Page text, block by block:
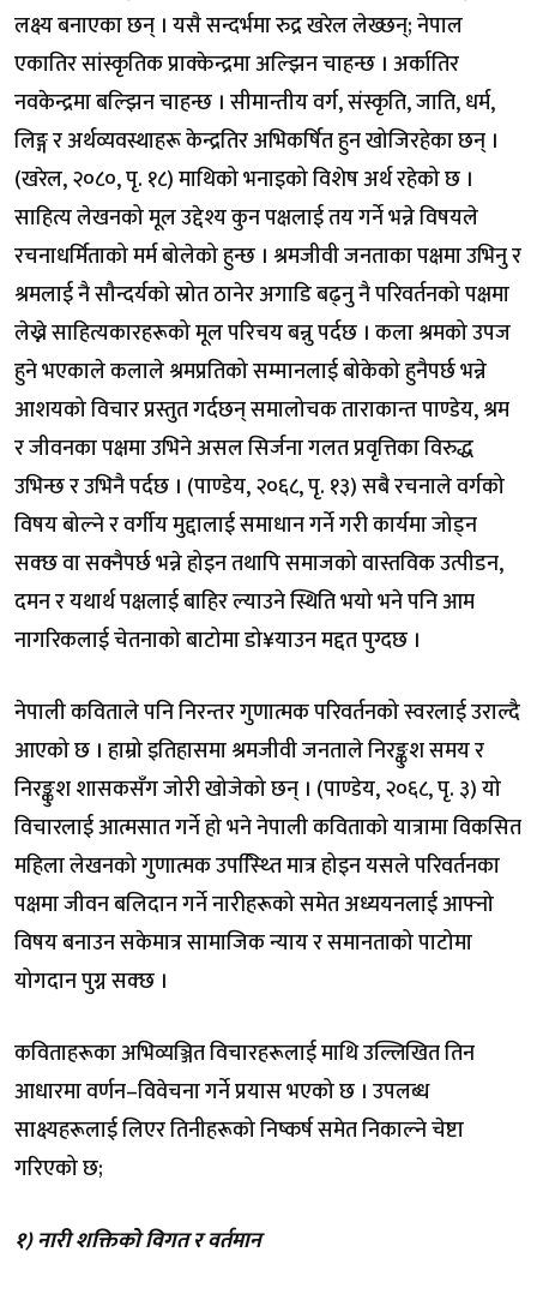
लक्ष्य बनाएका छन् । यसै सन्दर्भमा रुद्र खरेल लेख्छन्; नेपाल
एकातिर सांस्कृतिक प्राक्केन्द्रमा अल्झिन चाहन्छ । अर्कातिर
नवकेन्द्रमा बल्झिन चाहन्छ । सीमान्तीय वर्ग, संस्कृति, जाति, धर्म,
लिङ्ग र अर्थव्यवस्थाहरू केन्द्रतिर अभिकर्षित हुन खोजिरहेका छन् ।
(खरेल, २०८०, पृ. १८) माथिको भनाइको विशेष अर्थ रहेको छ ।
साहित्य लेखनको मूल उद्देश्य कुन पक्षलाई तय गर्ने भन्ने विषयले
रचनाधर्मिताको मर्म बोलेको हुन्छ । श्रमजीवी जनताका पक्षमा उभिनु र
श्रमलाई नै सौन्दर्यको स्रोत ठानेर अगाडि बढ्नु नै परिवर्तनको पक्षमा
लेख्ने साहित्यकारहरूको मूल परिचय बन्नु पर्दछ । कला श्रमको उपज
हुने भएकाले कलाले श्रमप्रतिको सम्मानलाई बोकेको हुनैपर्छ भन्ने
आशयको विचार प्रस्तुत गर्दछन् समालोचक ताराकान्त पाण्डेय, श्रम
र जीवनका पक्षमा उभिने असल सिर्जना गलत प्रवृत्तिका विरुद्ध
उभिन्छ र उभिनै पर्दछ । (पाण्डेय, २०६८, पृ. १३) सबै रचनाले वर्गको
विषय बोल्ने र वर्गीय मुद्दालाई समाधान गर्ने गरी कार्यमा जोड्न
सक्छ वा सक्नैपर्छ भन्ने होइन तथापि समाजको वास्तविक उत्पीडन,
दमन र यथार्थ पक्षलाई बाहिर ल्याउने स्थिति भयो भने पनि आम
नागरिकलाई चेतनाको बाटोमा डो¥याउन मद्दत पुग्दछ ।
नेपाली कविताले पनि निरन्तर गुणात्मक परिवर्तनको स्वरलाई उराल्दै
आएको छ । हाम्रो इतिहासमा श्रमजीवी जनताले निरङ्कुश समय र
निरङ्कुश शासकसँग जोरी खोजेको छन् । (पाण्डेय, २०६८, पृ. ३) यो
विचारलाई आत्मसात गर्ने हो भने नेपाली कविताको यात्रामा विकसित
महिला लेखनको गुणात्मक उपस्थ्तिि मात्र होइन यसले परिवर्तनका
पक्षमा जीवन बलिदान गर्ने नारीहरूको समेत अध्ययनलाई आफ्नो
विषय बनाउन सकेमात्र सामाजिक न्याय र समानताको पाटोमा
योगदान पुग्न सक्छ ।
कविताहरूका अभिव्यञ्जित विचारहरूलाई माथि उल्लिखित तिन
आधारमा वर्णन–विवेचना गर्ने प्रयास भएको छ । उपलब्ध
साक्ष्यहरूलाई लिएर तिनीहरूको निष्कर्ष समेत निकाल्ने चेष्टा
गरिएको छ;
१) नारी शक्तिको विगत र वर्तमान